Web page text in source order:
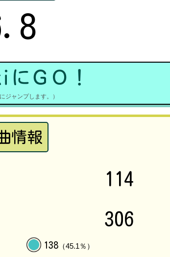
にＧＯ！
ジャンプします。）
情報
114
306
138（45.1％）